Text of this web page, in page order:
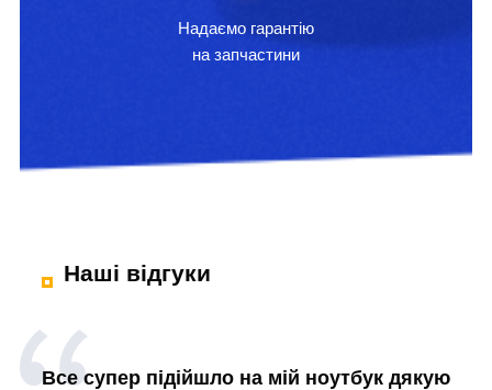
Надаємо гарантію
на запчастини
Наші відгуки
Все супер підійшло на мій ноутбук дякую